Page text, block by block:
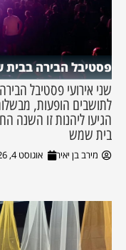
פסטיבל הבירה
שני אירועי פסטיבל
לתושבים הופעות,
הגיעו ליהנות זו השנה
בית שמש
מירב בן יאיר אוגוסט 4, 2026